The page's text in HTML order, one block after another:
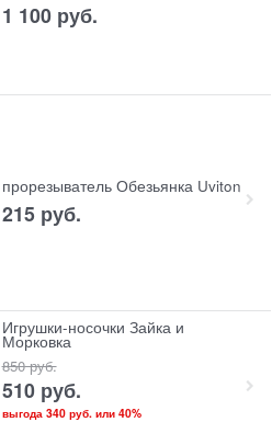
1 100 руб.
прорезыватель Обезьянка Uviton
215 руб.
Игрушки-носочки Зайка и
Морковка
850 руб.
510 руб.
выгода 340 руб.или 40%